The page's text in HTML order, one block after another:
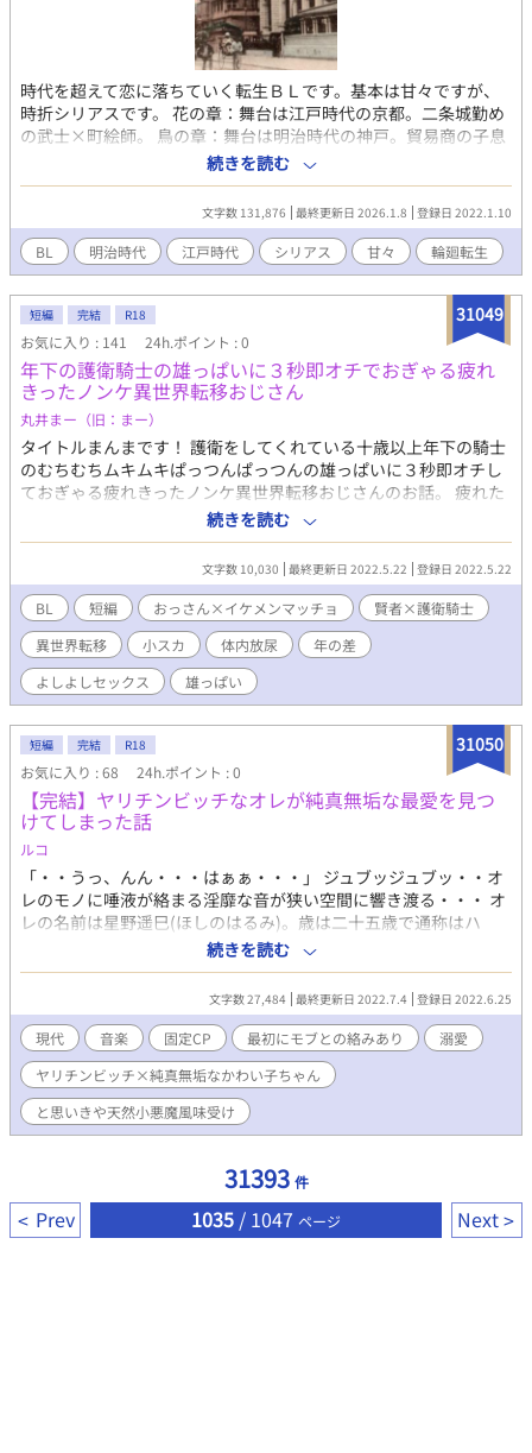
時代を超えて恋に落ちていく転生ＢＬです。基本は甘々ですが、
時折シリアスです。 花の章：舞台は江戸時代の京都。二条城勤め
の武士×町絵師。 鳥の章：舞台は明治時代の神戸。貿易商の子息
×家庭教師。 風の章：未投稿です。 月の章：未投稿です。 作中の
風俗や生活様式は史実に沿っていますが、会話は現代語ですの
で、当時はまだ存在しない言葉も敢えて使っています。 ほとんど
の回は全年齢です。性描写がある回にはタイトルに★をつけてい
ます。
続きを読む
文字数 131,876 最終更新日 2026.1.8 登録日 2022.1.10
BL 明治時代 江戸時代 シリアス 甘々 輪廻転生
31049
短編 完結 R18
お気に入り : 141 24h.ポイント : 0
年下の護衛騎士の雄っぱいに３秒即オチでおぎゃる疲れ
きったノンケ異世界転移おじさん
丸井まー（旧：まー）
タイトルまんまです！ 護衛をしてくれている十歳以上年下の騎士
のむちむちムキムキぱっつんぱっつんの雄っぱいに３秒即オチし
ておぎゃる疲れきったノンケ異世界転移おじさんのお話。 疲れた
おっさん×ママみやべぇイケメンマッチョ。 ※小スカ、体内放尿
があります。苦手な方はご注意ください。 ※ムーンライトノベル
ズさんでも公開しております。
続きを読む
文字数 10,030 最終更新日 2022.5.22 登録日 2022.5.22
BL 短編 おっさん×イケメンマッチョ
賢者×護衛騎士
異世界転移
小スカ 体内放尿
年の差
よしよしセックス
雄っぱい
31050
短編 完結 R18
お気に入り : 68 24h.ポイント : 0
【完結】ヤリチンビッチなオレが純真無垢な最愛を見つ
けてしまった話
ルコ
「・・うっ、んん・・・はぁぁ・・・」 ジュブッジュブッ・・オ
レのモノに唾液が絡まる淫靡な音が狭い空間に響き渡る・・・ オ
レの名前は星野遥巳(ほしのはるみ)。歳は二十五歳で通称はハ
ル。オレは今、クラブの楽屋横の物置で、ナンパしてきた外国人
の男にモノを咥えられている。 まぁ、よくある？パーティーでの
一コマだ。オレは気持ちいいことが大好きで、男でも女でも好み
のタイプならいつでもウェルカム。ちなみに男相手の時はタチ寄
りのリバ。 「バイでヤリチンビッチなハル」それがみんなが認識
しているオレ。 なのに、一発抜いてもらってその物置から出た
瞬間、通路で出会った可愛い男の子、咲山友希(さきやまともき)
二十歳に一目惚れ。生まれて初めて本気の恋に落ちてしまったん
だ。 これは、ヤリチンビッチなオレが純真無垢な天使を見つ
ーー ☆R18には＊を付けます。 ☆気軽にお読みいただける短編予
定。辛い出来事などは起こりません。 ☆主人公はヤリチンビッチ
ですが、CPでのリバはありません。
続きを読む
文字数 27,484 最終更新日 2022.7.4 登録日 2022.6.25
現代 音楽 固定CP 最初にモブとの絡みあり
溺愛
ヤリチンビッチ×純真無垢なかわい子ちゃん
と思いきや天然小悪魔風味受け
31393 件
Prev 1035 / 1047 ページ Next